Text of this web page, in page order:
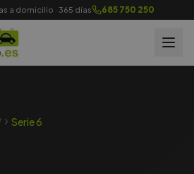
a domicilio · 365 días 685 750 250
Serie 6